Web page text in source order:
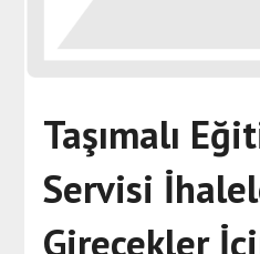
Taşımalı
Servisi
Girecekler